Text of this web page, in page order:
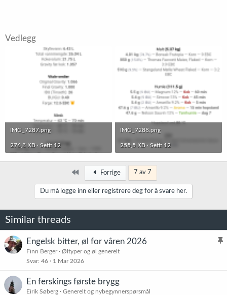
Vedlegg
IMG_7287.png
276,8 KB · Sett: 12
IMG_7288.png
255,5 KB · Sett: 12
Først Forrige 7 av 7
Du må logge inn eller registrere deg for å svare her.
Similar threads
K
Engelsk bitter, øl for våren 2026
Finn Berger
Øltyper og øl generelt
Svar 46 1 Mar 2026
En ferskings første brygg
Eirik Søberg
Generelt og nybegynnerspørsmål